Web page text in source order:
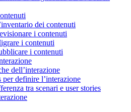
dei contenuti
i contenuti
i contenuti
i contenuti
dell’interazione
per definire l’interazione
tra scenari e user stories